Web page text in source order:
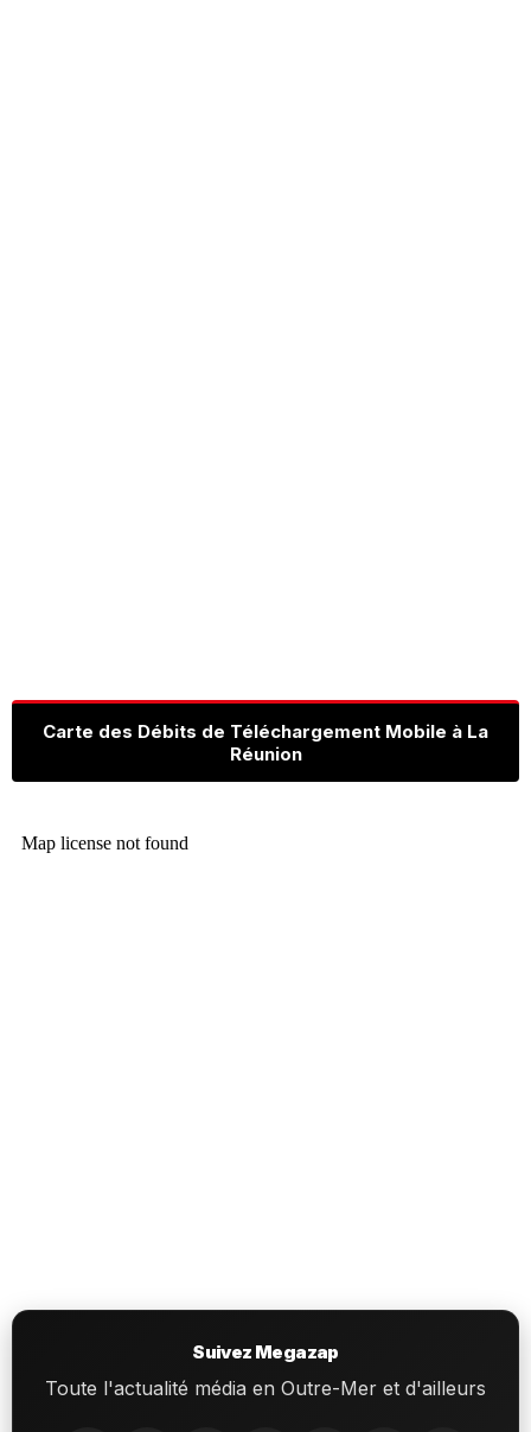
Carte des Débits de Téléchargement Mobile à La
Réunion
Suivez Megazap
Toute l'actualité média en Outre-Mer et d'ailleurs